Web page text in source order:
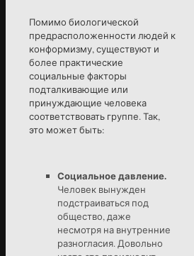
Помимо биологической
предрасположенности людей к
конформизму, существуют и
более практические
социальные факторы
подталкивающие или
принуждающие человека
соответствовать группе. Так,
это может быть:
Социальное давление.
Человек вынужден
подстраиваться под
общество, даже
несмотря на внутренние
разногласия. Довольно